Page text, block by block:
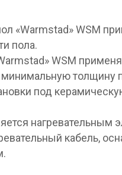
«Warmstad» WSM
пола.
WSM
толщину
под
нагревательным
кабель,